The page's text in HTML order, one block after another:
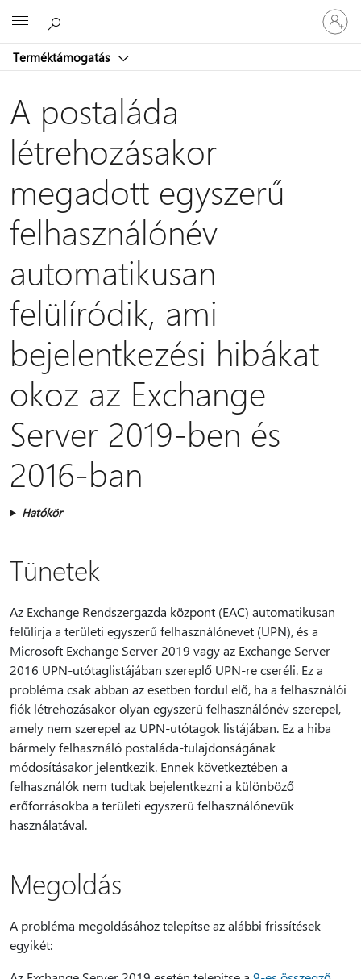
Terméktámogatás
be
a
A postaláda
létrehozásakor
megadott egyszerű
felhasználónév
automatikusan
felülíródik, ami
bejelentkezési hibákat
okoz az Exchange
Server 2019-ben és
2016-ban
Hatókör
Tünetek
Az Exchange Rendszergazda központ (EAC) automatikusan
felülírja a területi egyszerű felhasználónevet (UPN), és a
Microsoft Exchange Server 2019 vagy az Exchange Server
2016 UPN-utótaglistájában szereplő UPN-re cseréli. Ez a
probléma csak abban az esetben fordul elő, ha a felhasználói
fiók létrehozásakor olyan egyszerű felhasználónév szerepel,
amely nem szerepel az UPN-utótagok listájában. Ez a hiba
bármely felhasználó postaláda-tulajdonságának
módosításakor jelentkezik. Ennek következtében a
felhasználók nem tudtak bejelentkezni a különböző
erőforrásokba a területi egyszerű felhasználónevük
használatával.
Megoldás
A probléma megoldásához telepítse az alábbi frissítések
egyikét: